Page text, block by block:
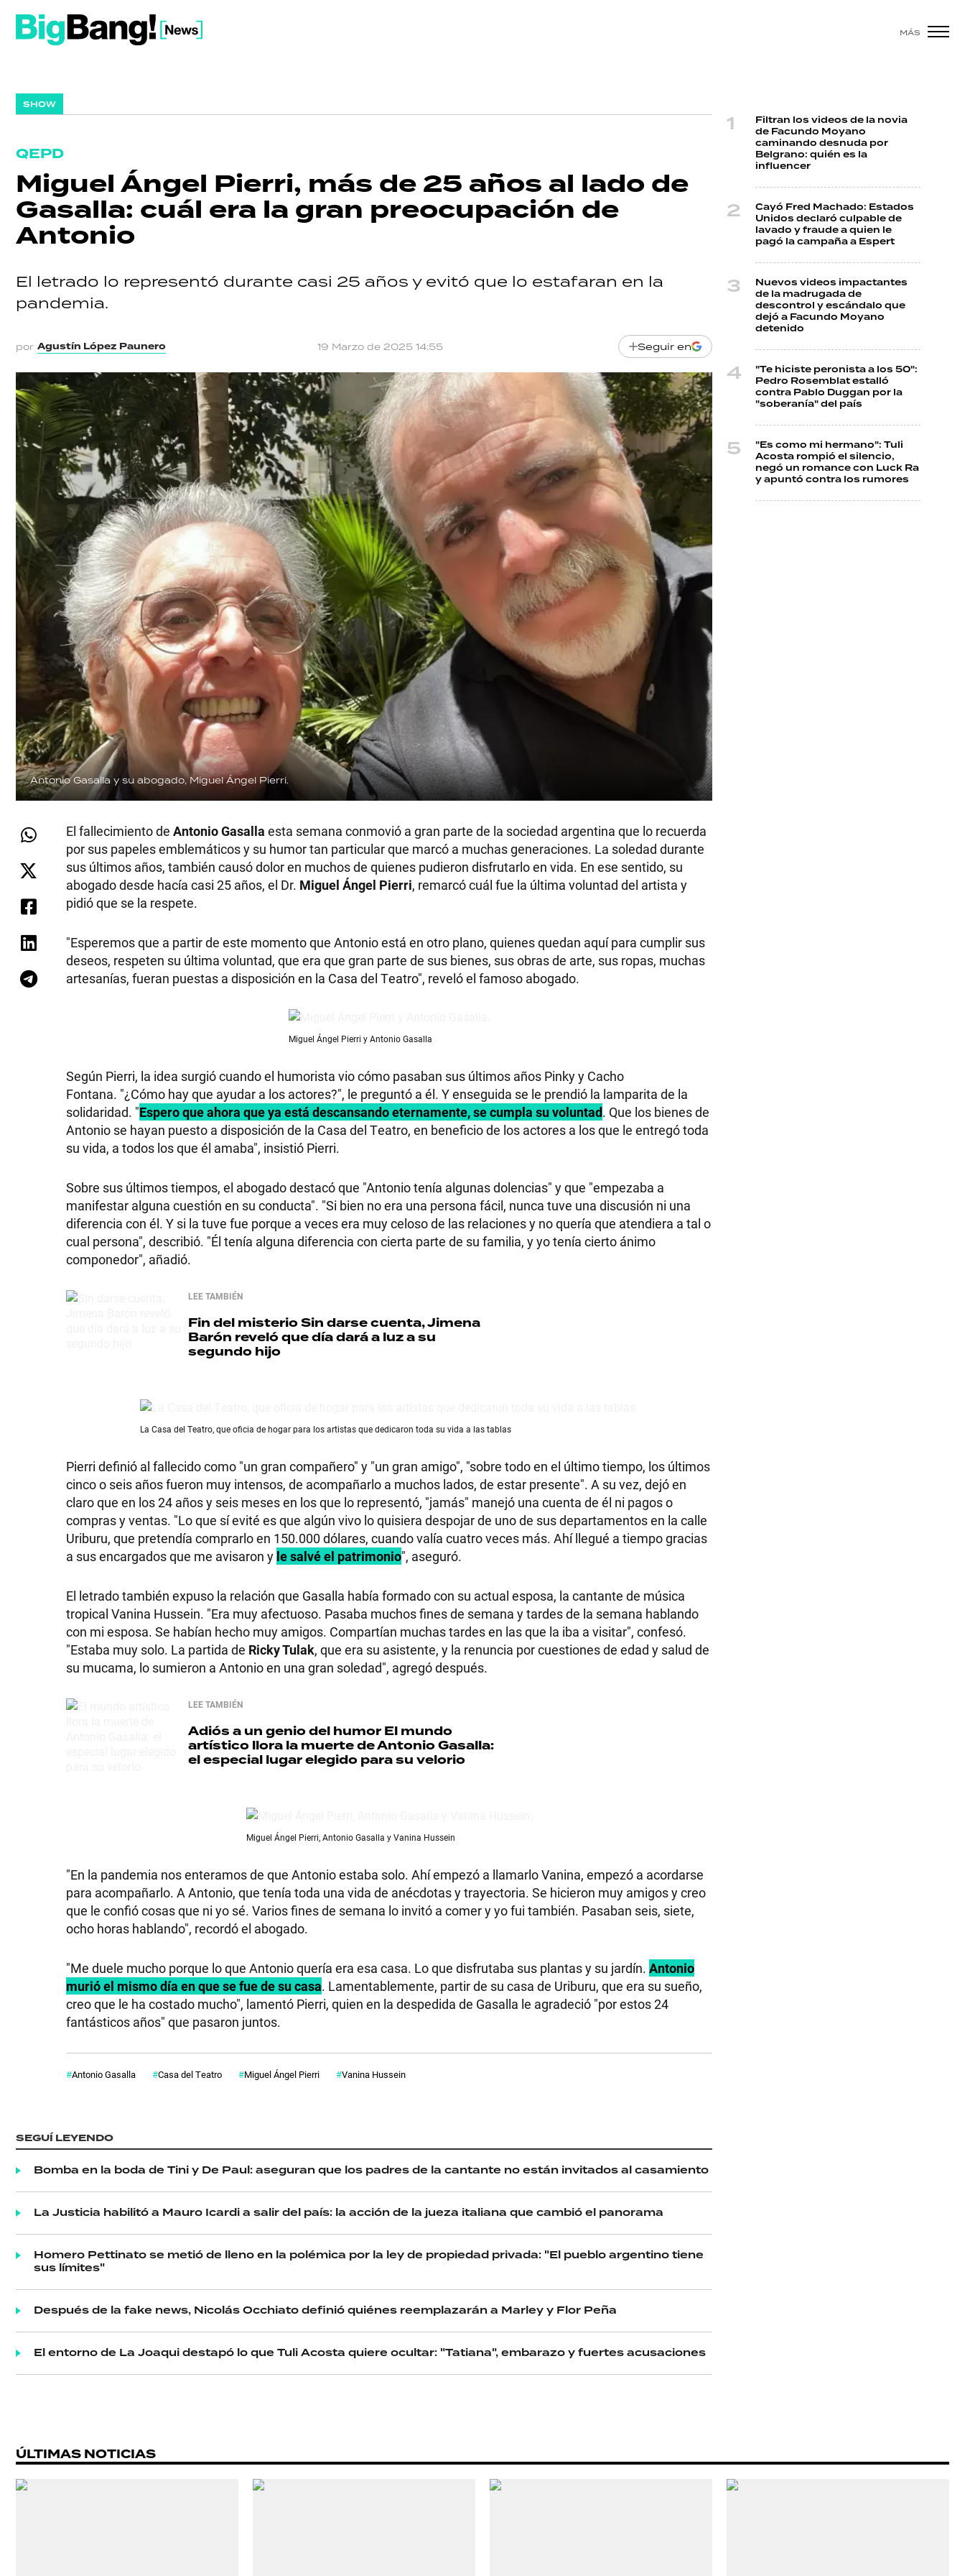
MÁS
SHOW
QEPD
Miguel Ángel Pierri, más de 25 años al lado de
Gasalla: cuál era la gran preocupación de
Antonio
El letrado lo representó durante casi 25 años y evitó que lo estafaran en la
pandemia.
por Agustín López Paunero 19 Marzo de 2025 14:55 Seguir en
Antonio Gasalla y su abogado, Miguel Ángel Pierri.
El fallecimiento de Antonio Gasalla esta semana conmovió a gran parte de la sociedad argentina que lo recuerda
por sus papeles emblemáticos y su humor tan particular que marcó a muchas generaciones. La soledad durante
sus últimos años, también causó dolor en muchos de quienes pudieron disfrutarlo en vida. En ese sentido, su
abogado desde hacía casi 25 años, el Dr. Miguel Ángel Pierri, remarcó cuál fue la última voluntad del artista y
pidió que se la respete.
"Esperemos que a partir de este momento que Antonio está en otro plano, quienes quedan aquí para cumplir sus
deseos, respeten su última voluntad, que era que gran parte de sus bienes, sus obras de arte, sus ropas, muchas
artesanías, fueran puestas a disposición en la Casa del Teatro", reveló el famoso abogado.
Miguel Ángel Pierri y Antonio Gasalla
Según Pierri, la idea surgió cuando el humorista vio cómo pasaban sus últimos años Pinky y Cacho
Fontana. "¿Cómo hay que ayudar a los actores?", le preguntó a él. Y enseguida se le prendió la lamparita de la
solidaridad. "Espero que ahora que ya está descansando eternamente, se cumpla su voluntad. Que los bienes de
Antonio se hayan puesto a disposición de la Casa del Teatro, en beneficio de los actores a los que le entregó toda
su vida, a todos los que él amaba", insistió Pierri.
Sobre sus últimos tiempos, el abogado destacó que "Antonio tenía algunas dolencias" y que "empezaba a
manifestar alguna cuestión en su conducta". "Si bien no era una persona fácil, nunca tuve una discusión ni una
diferencia con él. Y si la tuve fue porque a veces era muy celoso de las relaciones y no quería que atendiera a tal o
cual persona", describió. "Él tenía alguna diferencia con cierta parte de su familia, y yo tenía cierto ánimo
componedor", añadió.
LEE TAMBIÉN
Fin del misterioSin darse cuenta, Jimena
Barón reveló que día dará a luz a su
segundo hijo
La Casa del Teatro, que oficia de hogar para los artistas que dedicaron toda su vida a las tablas
Pierri definió al fallecido como "un gran compañero" y "un gran amigo", "sobre todo en el último tiempo, los últimos
cinco o seis años fueron muy intensos, de acompañarlo a muchos lados, de estar presente". A su vez, dejó en
claro que en los 24 años y seis meses en los que lo representó, "jamás" manejó una cuenta de él ni pagos o
compras y ventas. "Lo que sí evité es que algún vivo lo quisiera despojar de uno de sus departamentos en la calle
Uriburu, que pretendía comprarlo en 150.000 dólares, cuando valía cuatro veces más. Ahí llegué a tiempo gracias
a sus encargados que me avisaron y le salvé el patrimonio", aseguró.
El letrado también expuso la relación que Gasalla había formado con su actual esposa, la cantante de música
tropical Vanina Hussein. "Era muy afectuoso. Pasaba muchos fines de semana y tardes de la semana hablando
con mi esposa. Se habían hecho muy amigos. Compartían muchas tardes en las que la iba a visitar", confesó.
"Estaba muy solo. La partida de Ricky Tulak, que era su asistente, y la renuncia por cuestiones de edad y salud de
su mucama, lo sumieron a Antonio en una gran soledad", agregó después.
LEE TAMBIÉN
Adiós a un genio del humor El mundo
artístico llora la muerte de Antonio Gasalla:
el especial lugar elegido para su velorio
Miguel Ángel Pierri, Antonio Gasalla y Vanina Hussein
"En la pandemia nos enteramos de que Antonio estaba solo. Ahí empezó a llamarlo Vanina, empezó a acordarse
para acompañarlo. A Antonio, que tenía toda una vida de anécdotas y trayectoria. Se hicieron muy amigos y creo
que le confió cosas que ni yo sé. Varios fines de semana lo invitó a comer y yo fui también. Pasaban seis, siete,
ocho horas hablando", recordó el abogado.
"Me duele mucho porque lo que Antonio quería era esa casa. Lo que disfrutaba sus plantas y su jardín. Antonio
murió el mismo día en que se fue de su casa. Lamentablemente, partir de su casa de Uriburu, que era su sueño,
creo que le ha costado mucho", lamentó Pierri, quien en la despedida de Gasalla le agradeció "por estos 24
fantásticos años" que pasaron juntos.
Antonio Gasalla Casa del Teatro Miguel Ángel Pierri Vanina Hussein
SEGUÍ LEYENDO
Bomba en la boda de Tini y De Paul: aseguran que los padres de la cantante no están invitados al casamiento
La Justicia habilitó a Mauro Icardi a salir del país: la acción de la jueza italiana que cambió el panorama
Homero Pettinato se metió de lleno en la polémica por la ley de propiedad privada: "El pueblo argentino tiene
sus límites"
Después de la fake news, Nicolás Occhiato definió quiénes reemplazarán a Marley y Flor Peña
El entorno de La Joaqui destapó lo que Tuli Acosta quiere ocultar: "Tatiana", embarazo y fuertes acusaciones
Filtran los videos de la novia
de Facundo Moyano
caminando desnuda por
Belgrano: quién es la
influencer
Cayó Fred Machado: Estados
Unidos declaró culpable de
lavado y fraude a quien le
pagó la campaña a Espert
Nuevos videos impactantes
de la madrugada de
descontrol y escándalo que
dejó a Facundo Moyano
detenido
"Te hiciste peronista a los 50":
Pedro Rosemblat estalló
contra Pablo Duggan por la
"soberanía" del país
"Es como mi hermano": Tuli
Acosta rompió el silencio,
negó un romance con Luck Ra
y apuntó contra los rumores
ÚLTIMAS NOTICIAS
POLÍTICA
ACTUALIDAD
POLICIALES
ECONOMÍA
GRAN
HERMANO
TECNOLOGÍA
HORÓSCOPO
Seguinos